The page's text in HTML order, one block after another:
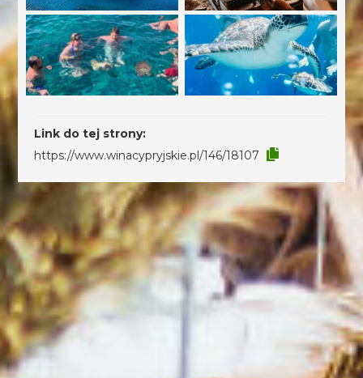
Link do tej strony:
https://www.winacypryjskie.pl/146/18107